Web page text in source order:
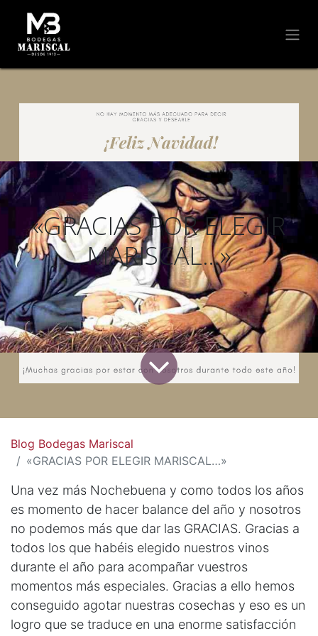
«GRACIAS POR ELEGIR
MARISCAL…»
Blog Bodegas Mariscal
«GRACIAS POR ELEGIR MARISCAL…»
Una vez más Nochebuena y como todos los años
es momento de hacer balance del año y nosotros
no podemos más que dar las GRACIAS. Gracias a
todos los que habéis elegido nuestros vinos
durante el año para acompañar vuestros
momentos más especiales. Gracias a ello hemos
conseguido agotar nuestras cosechas y eso es un
logro que se traduce en una enorme satisfacción